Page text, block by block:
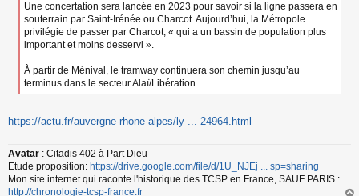
Une concertation sera lancée en 2023 pour savoir si la ligne passera en
souterrain par Saint-Irénée ou Charcot. Aujourd’hui, la Métropole
privilégie de passer par Charcot, « qui a un bassin de population plus
important et moins desservi ».
À partir de Ménival, le tramway continuera son chemin jusqu’au
terminus dans le secteur Alaï/Libération.
https://actu.fr/auvergne-rhone-alpes/ly ... 24964.html
Avatar : Citadis 402 à Part Dieu
Etude proposition: https://drive.google.com/file/d/1U_NJEj ... sp=sharing
Mon site internet qui raconte l'historique des TCSP en France, SAUF PARIS :
http://chronologie-tcsp-france.fr